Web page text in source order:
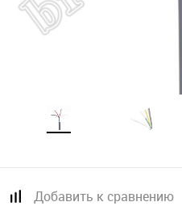
Добавить к сравнению